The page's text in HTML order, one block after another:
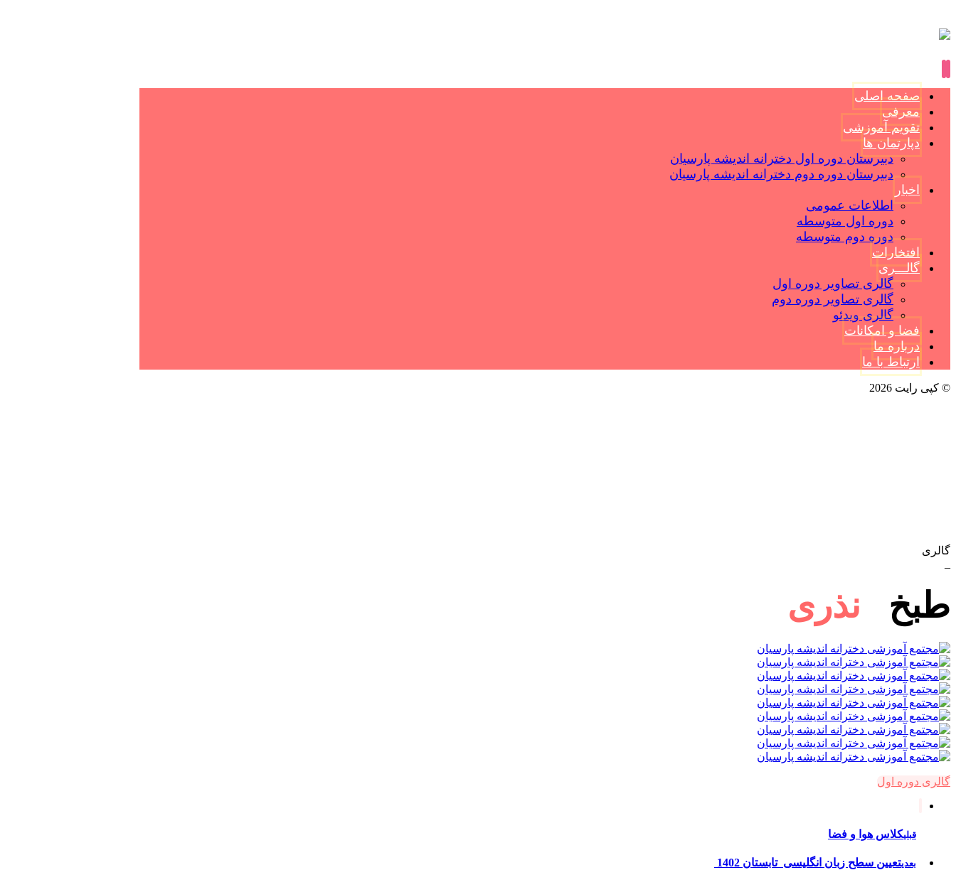
صفحه اصلی
معرفی
تقویم آموزشی
دپارتمان ها
دبیرستان دوره اول دخترانه اندیشه پارسیان
دبیرستان دوره دوم دخترانه اندیشه پارسیان
اخبار
اطلاعات عمومی
دوره اول متوسطه
دوره دوم متوسطه
افتخارات
گالـــری
گالری تصاویر دوره اول
گالری تصاویر دوره دوم
گالری ویدئو
فضا و امکانات
درباره ما
ارتباط با ما
© کپی رایت 2026
گالری
طبخ نذری
گالری دوره اول
قبلیکلاس هوا و فضا
بعدیتعیین سطح زبان انگلیسی تابستان 1402